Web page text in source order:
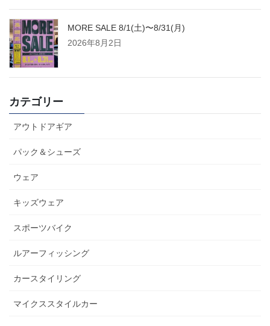
MORE SALE 8/1(土)〜8/31(月)
2026年8月2日
カテゴリー
アウトドアギア
パック＆シューズ
ウェア
キッズウェア
スポーツバイク
ルアーフィッシング
カースタイリング
マイクススタイルカー